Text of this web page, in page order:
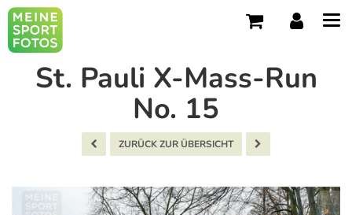
St. Pauli X-Mass-Run
No. 15
ZURÜCK ZUR ÜBERSICHT